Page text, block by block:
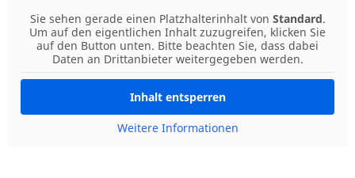
Sie sehen gerade einen Platzhalterinhalt von Standard.
Um auf den eigentlichen Inhalt zuzugreifen, klicken Sie
auf den Button unten. Bitte beachten Sie, dass dabei
Daten an Drittanbieter weitergegeben werden.
Inhalt entsperren
Weitere Informationen